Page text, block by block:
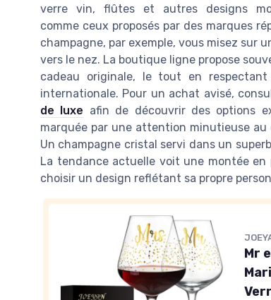
verre vin, flûtes et autres designs
comme ceux proposés par des marques
champagne, par exemple, vous misez sur
vers le nez. La boutique ligne propose
cadeau originale, le tout en
internationale. Pour un achat avisé,
de luxe afin de découvrir des options
marquée par une attention minutieuse
Un champagne cristal servi dans un
La tendance actuelle voit une montée
choisir un design reflétant sa propre
Mr